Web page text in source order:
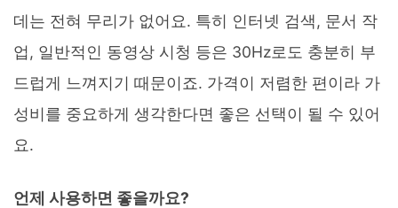
데는 전혀 무리가 없어요. 특히 인터넷 검색, 문서 작
업, 일반적인 동영상 시청 등은 30Hz로도 충분히 부
드럽게 느껴지기 때문이죠. 가격이 저렴한 편이라 가
성비를 중요하게 생각한다면 좋은 선택이 될 수 있어
요.
언제 사용하면 좋을까요?